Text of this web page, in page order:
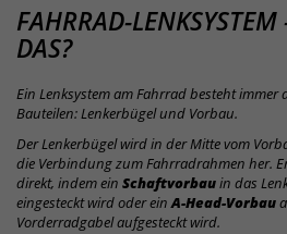
SAFETY
LEVEL
FAHRRAD-LENKSYSTEM
DAS?
Ein Lenksystem am Fahrrad besteht immer
Bauteilen: Lenkerbügel und Vorbau.
Der Lenkerbügel wird in der Mitte vom
die Verbindung zum Fahrradrahmen her.
direkt, indem ein Schaftvorbauin das
eingesteckt wird oder einA-Head-Vorbau
Vorderradgabel aufgesteckt wird.